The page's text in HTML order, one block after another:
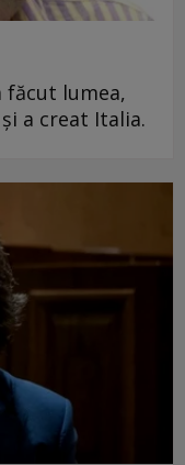
făcut lumea,
a creat Italia.